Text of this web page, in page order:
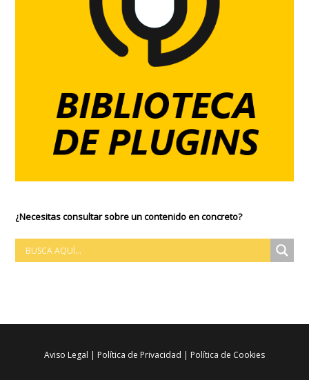
¿Necesitas consultar sobre un contenido en concreto?
Aviso Legal | Política de Privacidad | Política de Cookies